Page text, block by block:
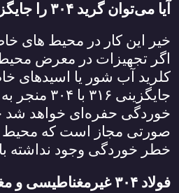
آیا می‌توان گرید ۳۰۴ را
خیر این کار در محیط ‌های
اگر تجهیزات در معرض
کلرید آب شور یا اسیدهای
جایگزینی ۳۱۶ با ۳۰۴ منجر
خوردگی حفره‌ای خواهد شد
صورتی مجاز است که محیط
خطر خوردگی وجود نداشته
فولاد ۳۰۴غیرمغناطیسی و